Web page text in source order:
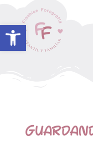
Abrir barra